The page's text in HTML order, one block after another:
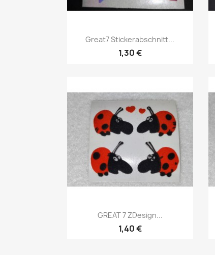
Great7 Stickerabschnitt...
1,30 €
GREAT 7 ZDesign...
1,40 €